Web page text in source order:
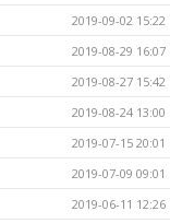
2019-09-02 15:22
2019-08-29 16:07
2019-08-27 15:42
2019-08-24 13:00
2019-07-15 20:01
2019-07-09 09:01
2019-06-11 12:26